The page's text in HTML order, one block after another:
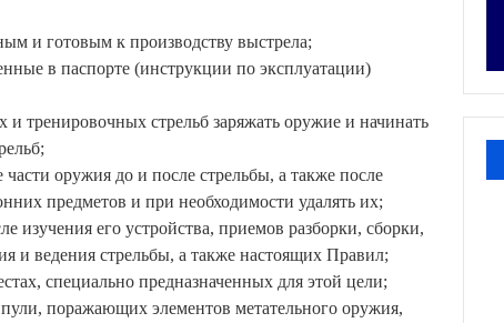
и готовым к производству выстрела;
в паспорте (инструкции по эксплуатации)
тренировочных стрельб заряжать оружие и начинать
оружия до и после стрельбы, а также после
предметов и при необходимости удалять их;
изучения его устройства, приемов разборки, сборки,
и ведения стрельбы, а также настоящих Правил;
специально предназначенных для этой цели;
поражающих элементов метательного оружия,